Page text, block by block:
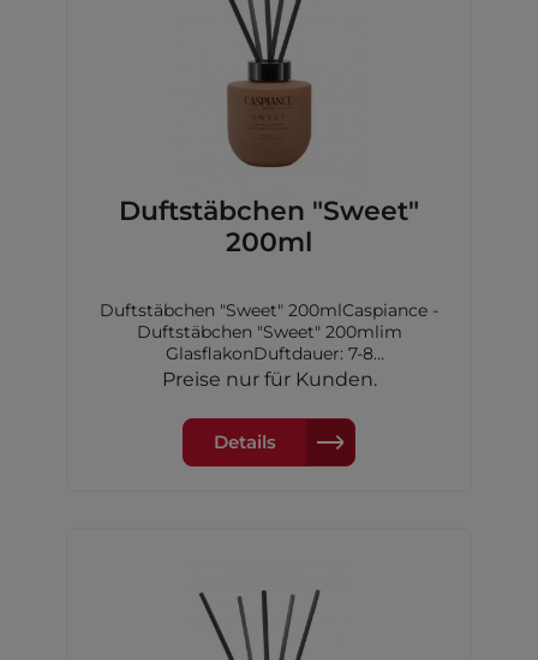
Duftstäbchen "Sweet"
200ml
Duftstäbchen "Sweet" 200mlCaspiance -
Duftstäbchen "Sweet" 200mlim
GlasflakonDuftdauer: 7-8
WochenKopfnote: Geißblatt,
JasminBasisnote: Petitgrain, Narzisse
Preise nur für Kunden.
Details